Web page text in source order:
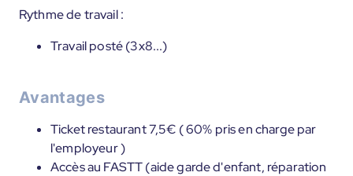
Rythme de travail :
Travail posté (3x8...)
Avantages
Ticket restaurant 7,5€ ( 60% pris en charge par
l'employeur )
Accès au FASTT (aide garde d'enfant, réparation